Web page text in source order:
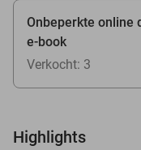
Onbeperkte online
e-book
Verkocht: 3
Highlights